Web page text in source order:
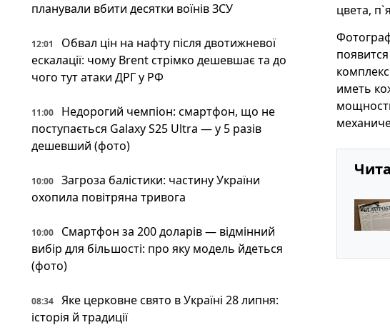
планували вбити десятки воїнів ЗСУ
12:01
Обвал цін на нафту після двотижневої
ескалації: чому Brent стрімко дешевшає та до
чого тут атаки ДРГ у РФ
11:00
Недорогий чемпіон: смартфон, що не
поступається Galaxy S25 Ultra — у 5 разів
дешевший (фото)
10:00
Загроза балістики: частину України
охопила повітряна тривога
10:00
Смартфон за 200 доларів — відмінний
вибір для більшості: про яку модель йдеться
(фото)
08:34
Яке церковне свято в Україні 28 липня:
історія й традиції
цвета,
иметь